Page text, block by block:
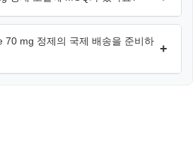
70 mg 정제의 국제 배송을 준비하
+